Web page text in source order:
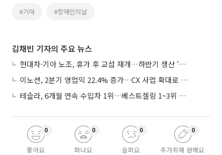
#기아 #장애인의날
김채빈 기자의 주요 뉴스
현대차·기아 노조, 휴가 후 교섭 재개…하반기 생산 ‘분수령’
이노션, 2분기 영업익 22.4% 증가…CX 사업 확대로 성장세 지속
테슬라, 6개월 연속 수입차 1위…베스트셀링 1~3위 싹쓸이
좋아요
0
화나요
0
슬퍼요
0
추가취재 원해요
0